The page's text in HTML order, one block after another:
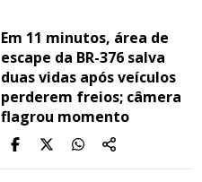
Em 11 minutos, área de
escape da BR-376 salva
duas vidas após veículos
perderem freios; câmera
flagrou momento